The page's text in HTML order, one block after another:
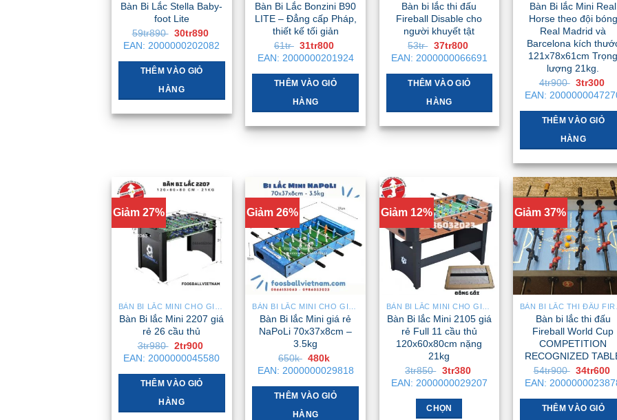
Bàn Bi Lắc Stella Baby-
foot Lite
59tr890 Giá
gốc
là:
59tr890 .
30tr890
hiện
tại
là:
EAN: 2000000202082
THÊM VÀO GIỎ
HÀNG
Bàn Bi Lắc Bonzini B90
LITE – Đẳng cấp Pháp,
thiết kế tối giản
61tr Giá
gốc
là:
61tr .
31tr800
hiện
tại
là:
31tr800 .
EAN: 2000000201924
THÊM VÀO GIỎ
HÀNG
Bàn bi lắc thi đấu
Fireball Disable cho
người khuyết tật
53tr Giá
gốc
là:
53tr .
37tr800
hiện
tại
là:
37tr800 .
EAN: 2000000066691
THÊM VÀO GIỎ
HÀNG
Bàn Bi lắc Mini Real
Horse theo đội bóng
Real Madrid và
Barcelona kích
121x78x61cm Trọng
lượng 21kg.
4tr900 Giá
gốc
là:
4tr900 .
3tr300
tại
là:
EAN:
THÊM VÀO GIỎ
HÀNG
Giảm 27%
BÀN BI LẮC MINI CHO GIA ĐÌNH – NHỎ GỌN, GẬP GỌN, DỄ DI CHUYỂN
Bàn Bi lắc Mini 2207 giá
rẻ 26 cầu thủ
3tr980 Giá
gốc
là:
3tr980 .
2tr900
hiện
tại
là:
EAN: 2000000045580
THÊM VÀO GIỎ
HÀNG
Giảm 26%
BÀN BI LẮC MINI CHO GIA ĐÌNH – NHỎ GỌN, GẬP GỌN, DỄ DI CHUYỂN
Bàn Bi lắc Mini giá rẻ
NaPoLi 70x37x8cm –
3.5kg
650k Giá
gốc
là:
650k .
480k
hiện
tại
là:
480k .
EAN: 2000000029818
THÊM VÀO GIỎ
HÀNG
Giảm 12%
BÀN BI LẮC MINI CHO GIA ĐÌNH – NHỎ GỌN, GẬP GỌN, DỄ DI CHUYỂN
Bàn Bi lắc Mini 2105 giá
rẻ Full 11 cầu thủ
120x60x80cm nặng
21kg
3tr850 Giá
gốc
là:
3tr850 .
3tr380
hiện
tại
EAN: 2000000029207
CHỌN
Giảm 37%
Bàn bi lắc thi đấu
Fireball World Cup
COMPETITION
RECOGNIZED
54tr900 Giá
gốc
là:
54tr900 .
34tr600
EAN:
THÊM VÀO GIỎ